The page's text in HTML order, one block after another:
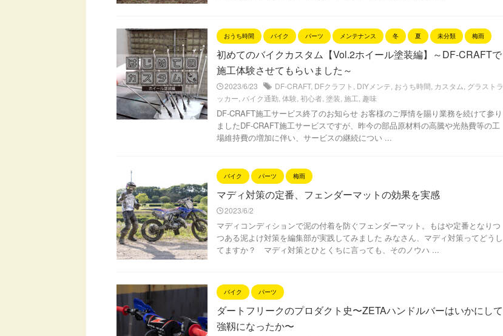
おうち時間 バイク パーツ メンテナンス 冬 夏 未分類 梅雨
初めてのバイクカスタム【Vol.2ホイール塗装編】～DF-CRAFTで
施工体験させてもらいました～
2023/6/23 DF-CRAFT, DFクラフト DIYメンテ おうち時間 カスタム グラストラ
ッカー バイク通勤 体験 初心者 塗装 施工 趣味
DF-CRAFT施工サービス終了のお知らせ お客様のご厚情を賜り業務を続けて参り
ましたDF-CRAFT施工サービスですが、昨今の部品原材料の高騰や光熱費等の工
場維持費の増加に伴い、サービスの継続につい ...
バイク パーツ 梅雨
マディ対策の定番、フェンダーマットの効果を実感
2023/6/2
マディコンディションで泥の付着を防ぐフェンダーマット。もはや定番となりつ
つある泥よけ対策を編集部が実践してみました みなさん、マディ対策ってどうし
てますか？ マディ対策とひとくちに言っても、そのノウハ ...
バイク パーツ
ダートフリークのプロダクト史〜ZETAハンドルバーはいかにして
強靱になったか〜